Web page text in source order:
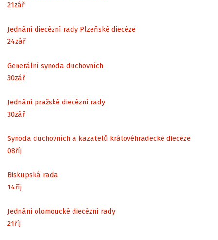
21zář
Jednání diecézní rady Plzeňské diecéze
24zář
Generální synoda duchovních
30zář
Jednání pražské diecézní rady
30zář
Synoda duchovních a kazatelů královéhradecké diecéze
08říj
Biskupská rada
14říj
Jednání olomoucké diecézní rady
21říj